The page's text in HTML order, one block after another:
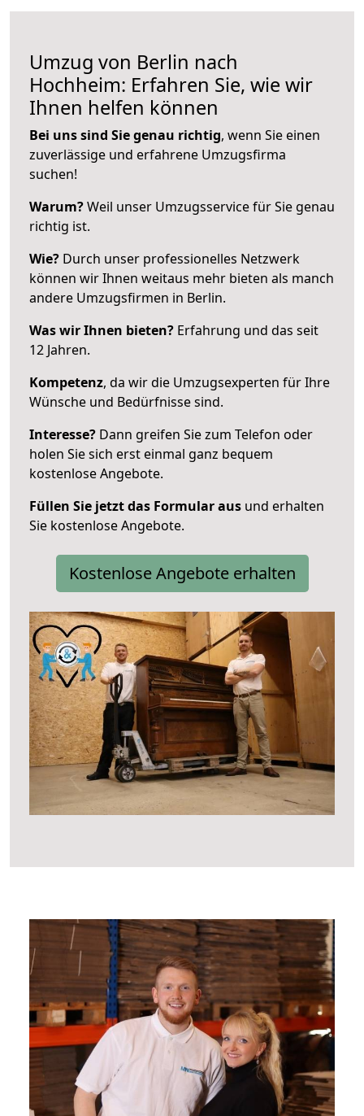
Umzug von Berlin nach
Hochheim: Erfahren Sie, wie wir
Ihnen helfen können
Bei uns sind Sie genau richtig, wenn Sie einen
zuverlässige und erfahrene Umzugsfirma
suchen!
Warum?Weil unser Umzugsservice für Sie genau
richtig ist.
Wie? Durch unser professionelles Netzwerk
können wir Ihnen weitaus mehr bieten als manch
andere Umzugsfirmen in Berlin.
Was wir Ihnen bieten? Erfahrung und das seit
12 Jahren.
Kompetenz, da wir die Umzugsexperten für Ihre
Wünsche und Bedürfnisse sind.
Interesse? Dann greifen Sie zum Telefon oder
holen Sie sich erst einmal ganz bequem
kostenlose Angebote.
Füllen Sie jetzt das Formular aus und erhalten
Sie kostenlose Angebote.
Kostenlose Angebote erhalten